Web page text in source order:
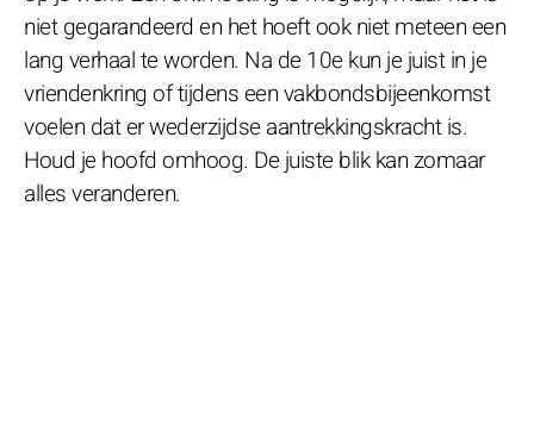
niet gegarandeerd en het hoeft ook niet meteen een
lang verhaal te worden. Na de 10e kun je juist in je
vriendenkring of tijdens een vakbondsbijeenkomst
voelen dat er wederzijdse aantrekkingskracht is.
Houd je hoofd omhoog. De juiste blik kan zomaar
alles veranderen.